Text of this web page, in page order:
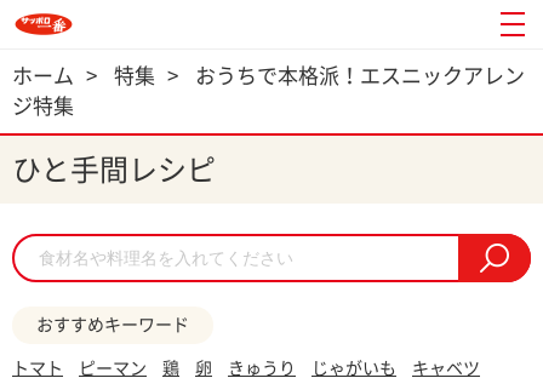
ホーム > 特集 >
おうちで本格派！エスニックアレン
ジ特集
ひと手間レシピ
おすすめキーワード
トマト ピーマン 鶏 卵 きゅうり じゃがいも
キャベツ